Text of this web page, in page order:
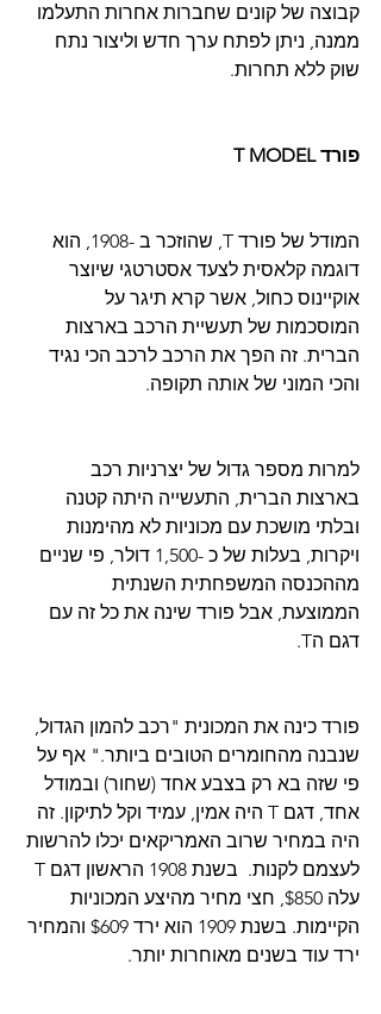
קבוצה של קונים שחברות אחרות התעלמו
ממנה, ניתן לפתח ערך חדש וליצור נתח
שוק ללא תחרות.
פורד T MODEL
המודל של פורד T, שהוזכר ב -1908, הוא
דוגמה קלאסית לצעד אסטרטגי שיוצר
אוקיינוס כחול, אשר קרא תיגר על
המוסכמות של תעשיית הרכב בארצות
הברית. זה הפך את הרכב לרכב הכי נגיד
והכי המוני של אותה תקופה.
למרות מספר גדול של יצרניות רכב
בארצות הברית, התעשייה היתה קטנה
ובלתי מושכת עם מכוניות לא מהימנות
ויקרות, בעלות של כ -1,500 דולר, פי שניים
מההכנסה המשפחתית השנתית
הממוצעת, אבל פורד שינה את כל זה עם
דגם הT.
פורד כינה את המכונית "רכב להמון הגדול,
שנבנה מהחומרים הטובים ביותר." אף על
פי שזה בא רק בצבע אחד (שחור) ובמודל
אחד, דגם T היה אמין, עמיד וקל לתיקון. זה
היה במחיר שרוב האמריקאים יכלו להרשות
עלה $850, חצי מחיר מהיצע המכוניות
הקיימות. בשנת 1909 הוא ירד $609 והמחיר
ירד עוד בשנים מאוחרות יותר.